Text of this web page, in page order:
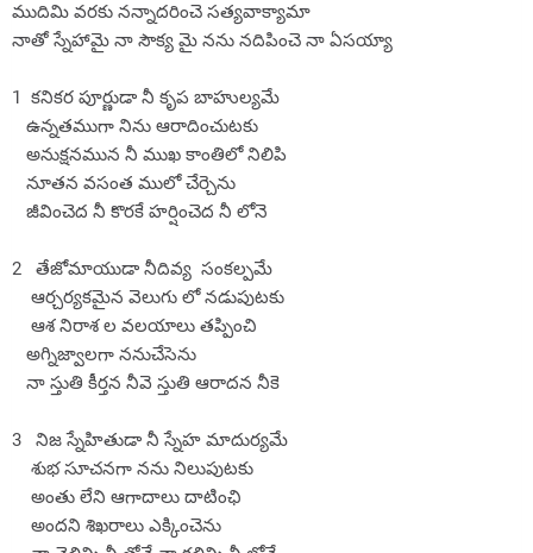
ముదిమి వరకు నన్నాదరించె సత్యవాక్యామా
నాతో స్నేహామై నా సౌక్య మై నను నదిపించె నా ఏసయ్యా
1 కనికర పూర్ణుడా నీ కృప బాహుల్యమే
ఉన్నతముగా నిను ఆరాదించుటకు
అనుక్షనమున నీ ముఖ కాంతిలో నిలిపి
నూతన వసంత ములో చేర్చెను
జీవించెద నీ కొరకే హర్షించెద నీ లోనె
2 తేజోమాయుడా నీదివ్య సంకల్పమే
ఆర్చర్యకమైన వెలుగు లో నడుపుటకు
ఆశ నిరాశ ల వలయాలు తప్పించి
అగ్నిజ్వాలగా ననుచేసెను
నా స్తుతి కీర్తన నీవె స్తుతి ఆరాదన నీకె
3 నిజ స్నేహితుడా నీ స్నేహ మాదుర్యమే
శుభ సూచనగా నను నిలుపుటకు
అంతు లేని ఆగాదాలు దాటింఛి
అందని శిఖరాలు ఎక్కించెను